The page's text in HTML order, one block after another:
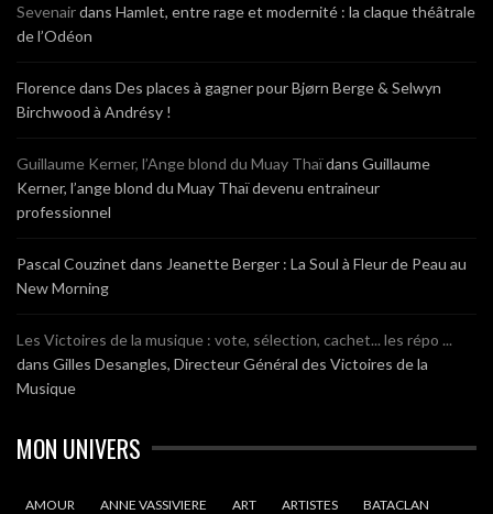
Sevenairdans Hamlet, entre rage et modernité : la claque théâtrale
de l’Odéon
Florencedans Des places à gagner pour Bjørn Berge & Selwyn
Birchwood à Andrésy !
Guillaume Kerner, l’Ange blond du Muay Thaïdans Guillaume
Kerner, l’ange blond du Muay Thaï devenu entraineur
professionnel
Pascal Couzinet dans Jeanette Berger : La Soul à Fleur de Peau au
New Morning
Les Victoires de la musique : vote, sélection, cachet... les répo ...
dans Gilles Desangles, Directeur Général des Victoires de la
Musique
MON UNIVERS
AMOUR ANNE VASSIVIERE ART ARTISTES BATACLAN